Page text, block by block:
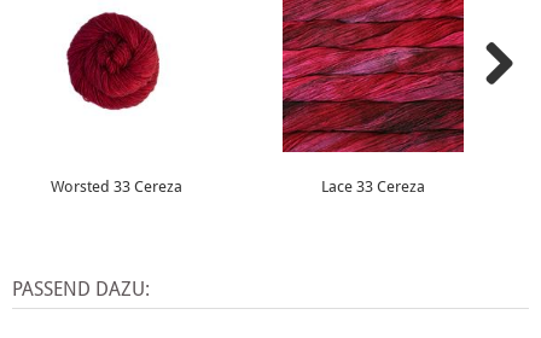
Worsted 33 Cereza Lace 33 Cereza
PASSEND DAZU: